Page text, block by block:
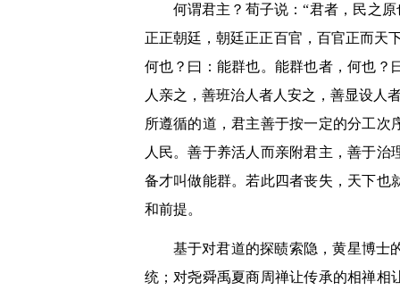
何谓君主？荀子说：“君者，民之
正正朝廷，朝廷正正百官，百官正而天
何也？曰：能群也。能群也者，何也？
人亲之，善班治人者人安之，善显设人
所遵循的道，君主善于按一定的分工
人民。善于养活人而亲附君主，善于
备才叫做能群。若此四者丧失，天下也
和前提。
基于对君道的探赜索隐，黄星博士
统；对尧舜禹夏商周禅让传承的相禅相